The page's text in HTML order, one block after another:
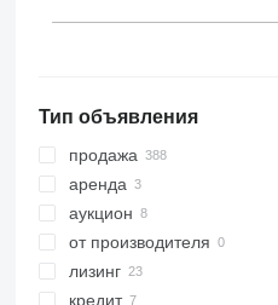
Тип объявления
продажа
аренда
аукцион
от производителя
лизинг
кредит